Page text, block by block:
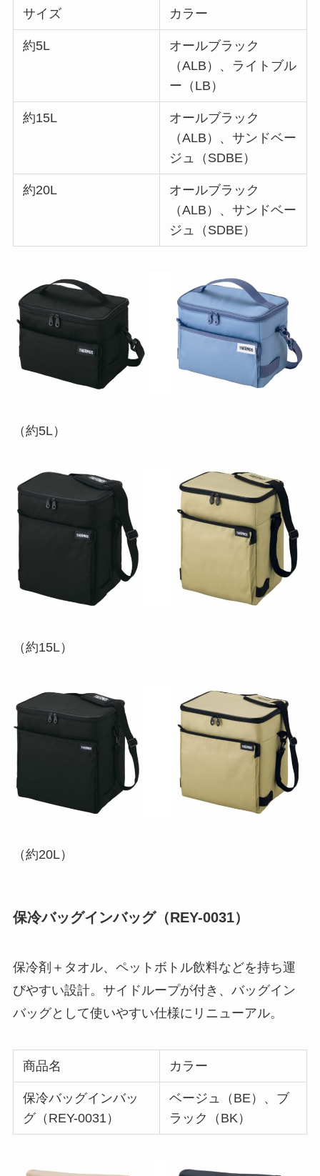
サイズ カラー
約5L
オールブラック
（ALB）、ライトブル
ー（LB）
約15L
オールブラック
（ALB）、サンドベー
ジュ（SDBE）
約20L
オールブラック
（ALB）、サンドベー
ジュ（SDBE）
（約5L）
（約15L）
（約20L）
保冷バッグインバッグ（REY-0031）
保冷剤＋タオル、ペットボトル飲料などを持ち運
びやすい設計。サイドループが付き、バッグイン
バッグとして使いやすい仕様にリニューアル。
商品名 カラー
保冷バッグインバッ
グ（REY-0031）
ベージュ（BE）、ブ
ラック（BK）